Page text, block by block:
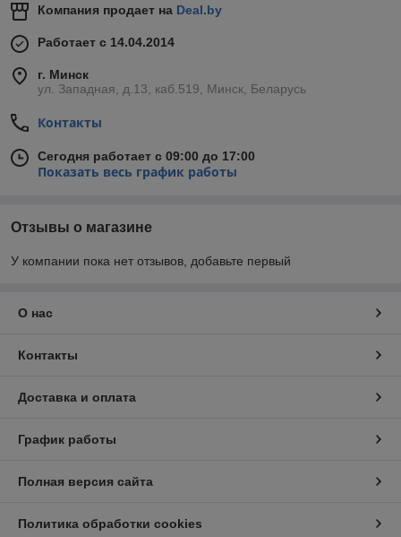
Компания продает на Deal.by
Работает с 14.04.2014
г. Минск
ул. Западная, д.13, каб.519, Минск, Беларусь
Контакты
Сегодня работает с 09:00 до 17:00
Показать весь график работы
Отзывы о магазине
У компании пока нет отзывов, добавьте первый
О нас
Контакты
Доставка и оплата
График работы
Полная версия сайта
Политика обработки cookies